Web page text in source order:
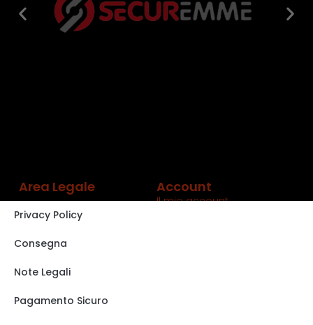
Area Legale
Privacy Policy
Consegna
Note Legali
Pagamento Sicuro
Account
Il mio account
VISITA IL NOSTRO